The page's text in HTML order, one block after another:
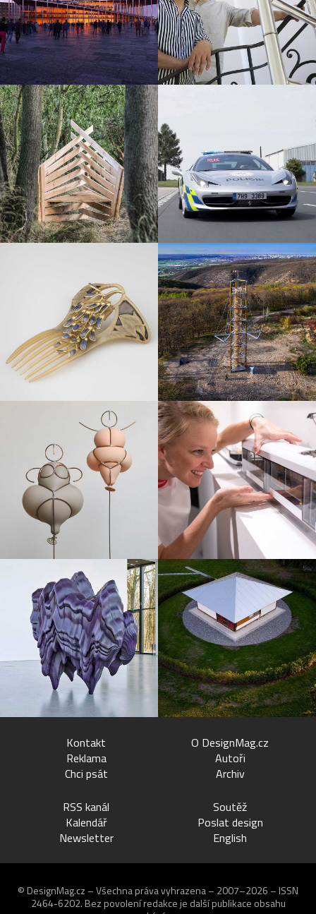
Kontakt
Reklama
Chci psát
O DesignMag.cz
Autoři
Archiv
RSS kanál
Kalendář
Newsletter
Soutěž
Poslat design
English
© DesignMag.cz – Všechna práva vyhrazena – 2007–2026 – ISSN
2464-6202. Bez povolení redakce je další publikace obsahu